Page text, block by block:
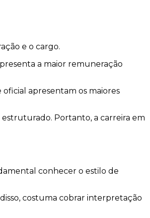
e o cargo.
a maior remuneração
oficial apresentam os maiores
Portanto, a carreira em
conhecer o estilo de
costuma cobrar interpretação